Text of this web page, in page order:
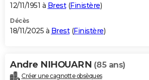
GUIDES D'ACHAT
BONS PLANS
Carte de Noël
Carte Bonne année
Carte Saint-Valentin
Carte Pâques
Carte d'anniversaire
DICTIONNAIRE
12/11/1951 à Brest(Finistère)
Décès
18/11/2025 à Brest(Finistère)
Andre NIHOUARN (85 ans)
Créer une cagnotte obsèques